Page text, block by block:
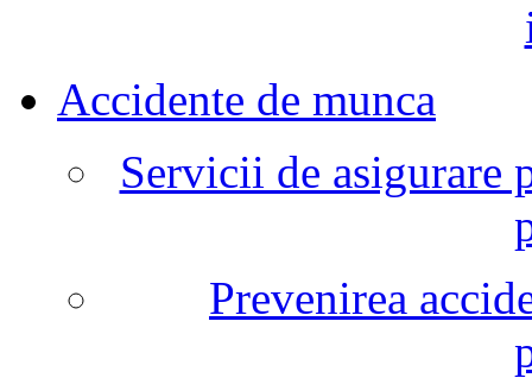
Accidente de munca
Servicii de asigurare
Prevenirea